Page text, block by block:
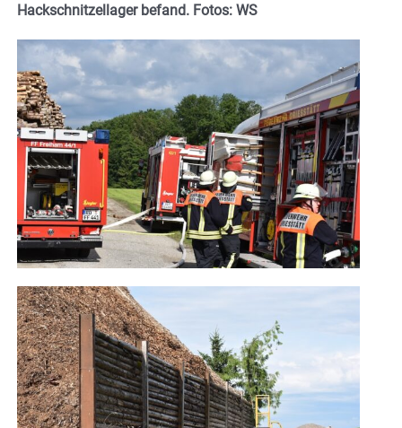
Hackschnitzellager befand. Fotos: WS